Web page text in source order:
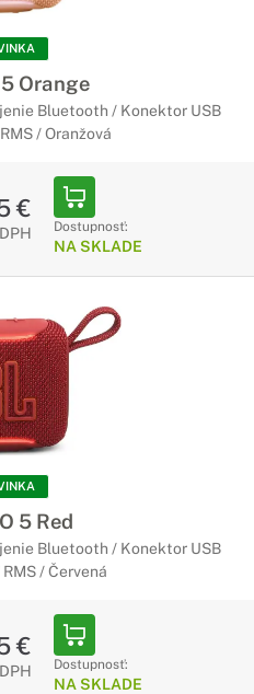
prelomovými technológiami,
tvarov a veľkostí.
Orange
Bluetooth / Konektor USB
/ Oranžová
€
Dostupnosť:
NA SKLADE
5 Red
Bluetooth / Konektor USB
/ Červená
€
Dostupnosť:
NA SKLADE